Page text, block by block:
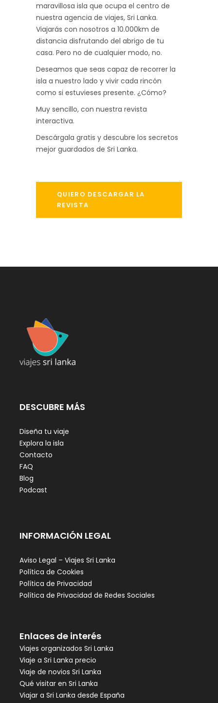
maravillosa isla que ocupa el centro de
nuestra agencia de viajes, Sri Lanka.
Viajarás con nosotros a 10.000km de
distancia disfrutando del abrigo de tu
casa. Pero no de cualquier modo, no.
Deseamos que seas capaz de recorrer la
isla a nuestro lado y vivir cada rincón
como si estuvieses presente. ¿Cómo?
Muy sencillo, con nuestra revista
interactiva.
Descárgala gratis y descubre los secretos
mejor guardados de Sri Lanka.
QUIERO DESCARGAR LA
REVISTA
DESCUBRE MÁS
Diseña tu viaje
Explora la isla
Contacto
FAQ
Blog
Podcast
INFORMACIÓN LEGAL
Aviso Legal – Viajes Sri Lanka
Política de Cookies
Política de Privacidad
Política de Privacidad de Redes Sociales
Enlaces de interés
Viajes organizados Sri Lanka
Viaje a Sri Lanka precio
Viaje de novios Sri Lanka
Qué visitar en Sri Lanka
Viajar a Sri Lanka desde España